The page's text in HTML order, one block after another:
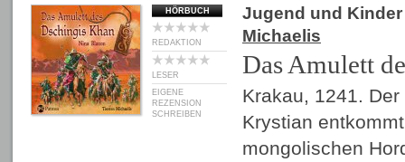
HÖRBUCH
REDAKTION
LESER
EIGENE
REZENSION
SCHREIBEN
Jugend und Kinder
Michaelis
Das Amulett
Krakau, 1241.
Krystian
mongolischen